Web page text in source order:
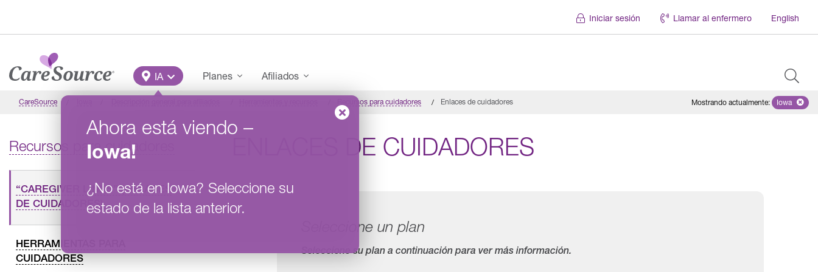
Iniciar sesión Llamar al enfermero English
Main Menu
IA
Ahora está viendo –
Iowa!
¿No está en Iowa? Seleccione su
estado de la lista anterior.
Planes Afiliados
CareSource Recursos para cuidadores Enlaces de cuidadores Mostrando actualmente: Remove
Iowa
Recursos para cuidadores
“CAREGIVER LINKS” (ENLACES
DE CUIDADORES)
HERRAMIENTAS PARA
CUIDADORES
ENLACES DE CUIDADORES
Seleccione un plan
Seleccione su plan a continuación para ver más información.